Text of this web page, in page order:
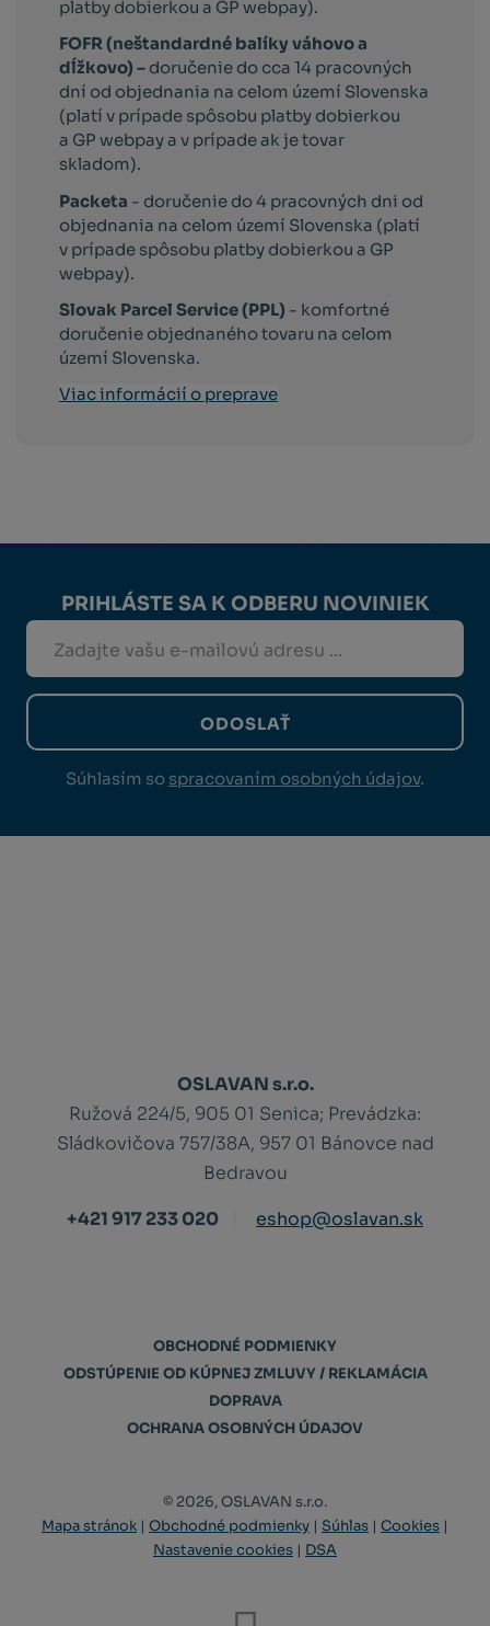
platby dobierkou a GP webpay).
FOFR (neštandardné balíky váhovo a
dĺžkovo) – doručenie do cca 14 pracovných
dní od objednania na celom území Slovenska
(platí v prípade spôsobu platby dobierkou
a GP webpay a v prípade ak je tovar
skladom).
Packeta - doručenie do 4 pracovných dni od
objednania na celom území Slovenska (platí
v prípade spôsobu platby dobierkou a GP
webpay).
Slovak Parcel Service (PPL) - komfortné
doručenie objednaného tovaru na celom
území Slovenska.
Viac informácií o preprave
PRIHLÁSTE SA K ODBERU NOVINIEK
ODOSLAŤ
Súhlasím so spracovaním osobných údajov.
OSLAVAN s.r.o.
Ružová 224/5, 905 01 Senica; Prevádzka:
Sládkovičova 757/38A, 957 01 Bánovce nad
Bedravou
+421 917 233 020
eshop@oslavan.sk
OBCHODNÉ PODMIENKY
ODSTÚPENIE OD KÚPNEJ ZMLUVY / REKLAMÁCIA
DOPRAVA
OCHRANA OSOBNÝCH ÚDAJOV
© 2026, OSLAVAN s.r.o.
Mapa stránok | Obchodné podmienky | Súhlas | Cookies |
Nastavenie cookies | DSA